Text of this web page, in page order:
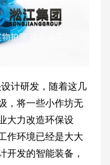
计研发，随着这几
，将一些小作坊无
大力改造环保设
作环境已经是大大
开发的智能装备，